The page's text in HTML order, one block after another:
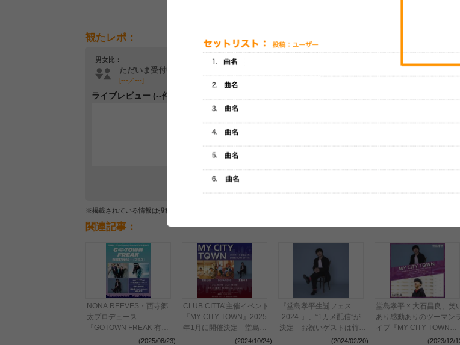
観たレポ：
男女比：
ただいま受付中です
[---／---]
年齢層： 観たレ
ライブレビュー (--件)
レビューはまだ投稿されていません。
最初のレビューを投稿してみませんか？
※掲載されている情報は投稿されたデータを集計したもので、実際のライブとは異なる場合があります。
関連記事：
NONA REEVES・西寺郷
太プロデュース
『GOTOWN FREAK 有楽
町 2025＋（プラス）』開
(2025/08/23)
CLUB CITTA’主催イベント
『MY CITY TOWN』2025
年1月に開催決定 堂島孝
平、DEPAPEPE、吉田山
(2024/10/24)
『堂島孝平生誕フェス
-2024-』、“1カメ配信”が
決定 お祝いゲストは竹内
(2024/02/20)
堂島孝平 × 大石昌良、笑
あり感動ありのツーマン
イブ『MY CITY TOWN』
2024年1月23日に川崎
(2023/12/